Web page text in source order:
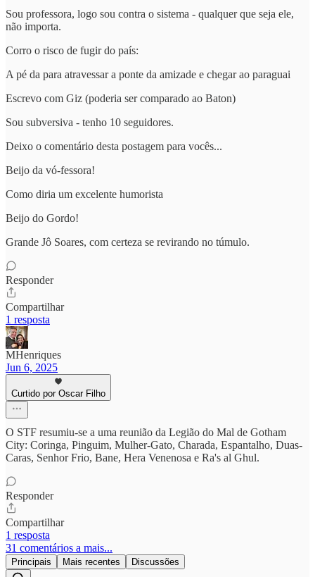
Sou professora, logo sou contra o sistema - qualquer que seja ele,
não importa.
Corro o risco de fugir do país:
A pé da para atravessar a ponte da amizade e chegar ao paraguai
Escrevo com Giz (poderia ser comparado ao Baton)
Sou subversiva - tenho 10 seguidores.
Deixo o comentário desta postagem para vocês...
Beijo da vó-fessora!
Como diria um excelente humorista
Beijo do Gordo!
Grande Jô Soares, com certeza se revirando no túmulo.
Responder
Compartilhar
1 resposta
MHenriques
Jun 6, 2025
Curtido por Oscar Filho
O STF resumiu-se a uma reunião da Legião do Mal de Gotham
City: Coringa, Pinguim, Mulher-Gato, Charada, Espantalho, Duas-
Caras, Senhor Frio, Bane, Hera Venenosa e Ra's al Ghul.
Responder
Compartilhar
1 resposta
31 comentários a mais...
Principais Mais recentes Discussões